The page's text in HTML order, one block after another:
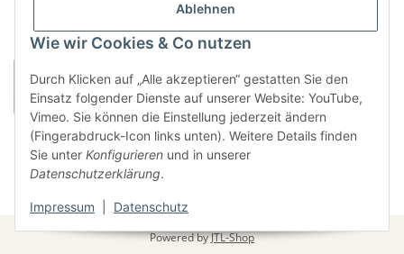
Ablehnen
Wie wir Cookies & Co nutzen
Durch Klicken auf „Alle akzeptieren“ gestatten Sie den
Einsatz folgender Dienste auf unserer Website: YouTube,
Vimeo. Sie können die Einstellung jederzeit ändern
(Fingerabdruck-Icon links unten). Weitere Details finden
Sie unter Konfigurieren und in unserer
Datenschutzerklärung.
Impressum Datenschutz
Vertrag widerrufen
Powered byJTL-Shop